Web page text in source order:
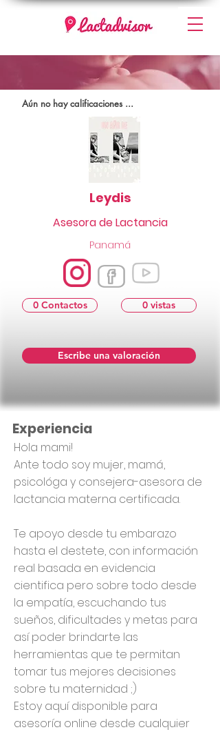
Aún no hay calificaciones ...
Escribe una valoración
0 Contactos
Panamá
Leydis
Asesora de Lactancia
0 vistas
Hola mami!
Ante todo soy mujer, mamá,
psicológa y consejera-asesora de
lactancia materna certificada.
Te apoyo desde tu embarazo
hasta el destete, con información
real basada en evidencia
cientifica pero sobre todo desde
la empatía, escuchando tus
sueños, dificultades y metas para
así poder brindarte las
herramientas que te permitan
tomar tus mejores decisiones
sobre tu maternidad ;)
Estoy aquí disponible para
asesoría online desde cualquier
Experiencia